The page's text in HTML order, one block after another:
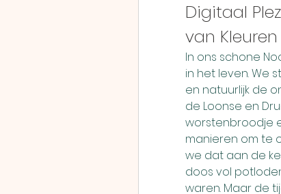
Digitaal
van
In ons schone
in het leven. We
en natuurlijk de
de Loonse en
worstenbroodje
manieren om te
we dat aan de
doos vol
waren. Maar de